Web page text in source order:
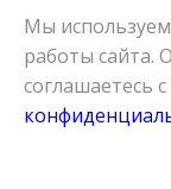
КАТАЛОГ
КАРЬЕРА
О КОМПАНИИ
ПОЛИТИКА
Мы
работы сайта.
соглашаетесь